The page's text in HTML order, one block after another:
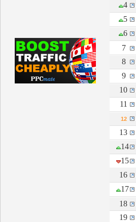
4
5
6
7
8
9
10
11
12
13
14
15
16
17
18
19